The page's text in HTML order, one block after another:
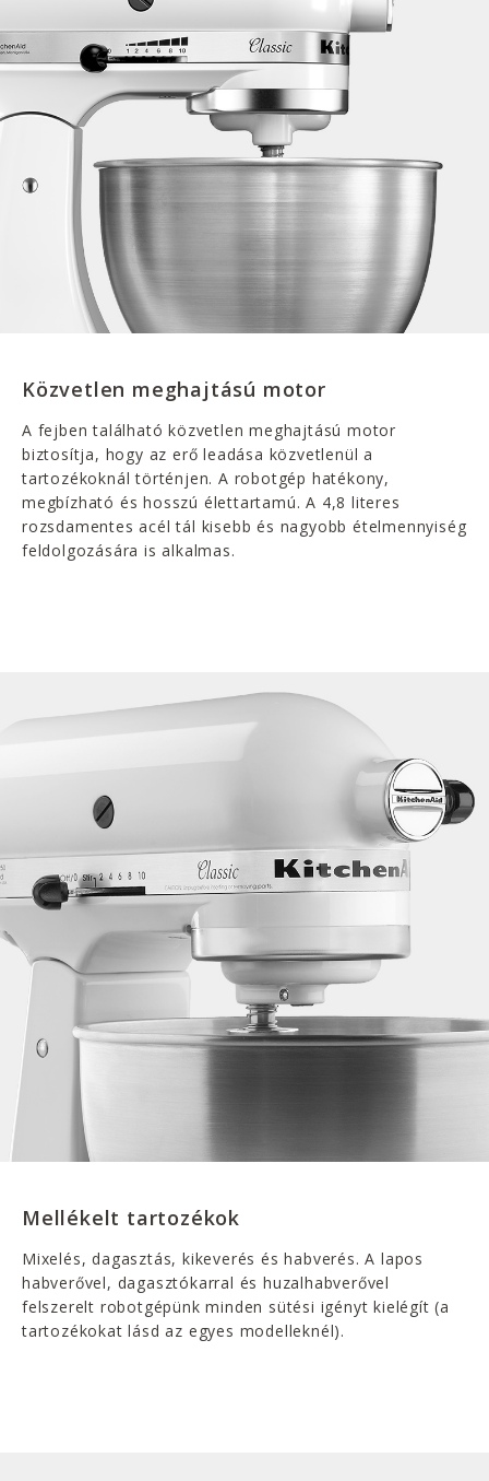
Közvetlen meghajtású motor
A fejben található közvetlen meghajtású motor
biztosítja, hogy az erő leadása közvetlenül a
tartozékoknál történjen. A robotgép hatékony,
megbízható és hosszú élettartamú. A 4,8 literes
rozsdamentes acél tál kisebb és nagyobb ételmennyiség
feldolgozására is alkalmas.
Mellékelt tartozékok
Mixelés, dagasztás, kikeverés és habverés. A lapos
habverővel, dagasztókarral és huzalhabverővel
felszerelt robotgépünk minden sütési igényt kielégít (a
tartozékokat lásd az egyes modelleknél).